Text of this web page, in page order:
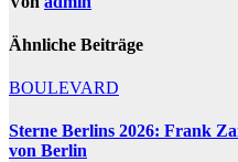
Ähnliche Beiträge
BOULEVARD
Sterne Berlins 2026: Frank
von Berlin